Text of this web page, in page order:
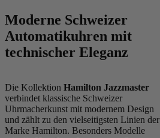
Moderne Schweizer
Automatikuhren mit
technischer Eleganz
Die Kollektion Hamilton Jazzmaster
verbindet klassische Schweizer
Uhrmacherkunst mit modernem Design
und zählt zu den vielseitigsten Linien der
Marke Hamilton. Besonders Modelle